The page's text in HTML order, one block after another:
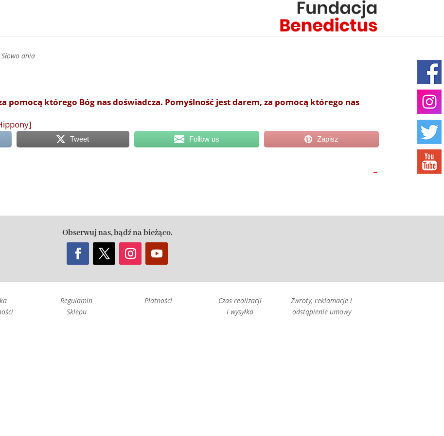
Słowo dnia
pomocą którego Bóg nas doświadcza. Pomyślność jest darem, za pomocą którego nas
Tweet Follow us Zapisz
→
Obserwuj nas, bądź na bieżąco.
Regulamin
Sklepu
Płatności
Czas realizacji
i wysyłka
Zwroty, reklamacje i
odstąpienie umowy